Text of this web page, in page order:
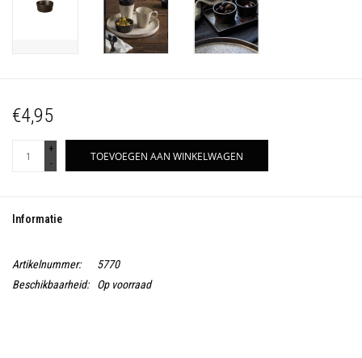
€4,95
+
-
TOEVOEGEN AAN WINKELWAGEN
Informatie
Artikelnummer:
5770
Beschikbaarheid:
Op voorraad